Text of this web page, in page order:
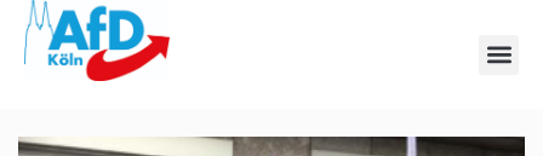
Schlagwort: JA